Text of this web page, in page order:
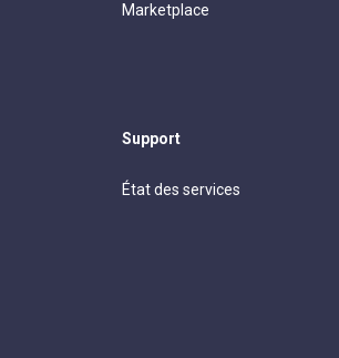
Marketplace
Support
État des services